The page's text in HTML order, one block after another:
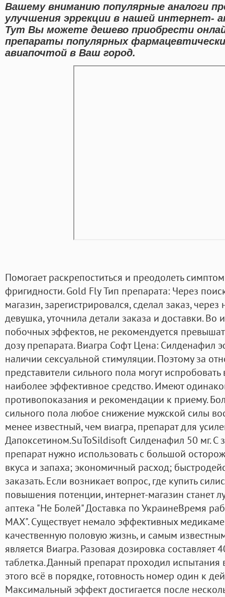
Вашему вниманию популярные аналоги
улучшения эррекции в нашей интернет-
Тут Вы можете дешево приобрести
препараты популярных
авиапочтой в Ваш город.
Помогает раскрепоститься и преодолеть
фригидности. Gold Fly Тип препарата: Через
магазин, зарегистрировался, сделал заказ,
девушка, уточнила детали заказа и доставки.
побочных эффектов, не рекомендуется
дозу препарата. Виагра Софт Цена: Силденафил
наличии сексуальной стимуляции. Поэтому за
представители сильного пола могут
наиболее эффективное средство. Имеют
противопоказания и рекомендации к приему.
сильного пола любое снижение мужской силы
менее известный, чем виагра, препарат для
Дапоксетином.SuToSildisoft Силденафил 50 мг. С
препарат нужно использовать с большой
вкуса и запаха; экономичный расход;
заказать. Если возникает вопрос, где купить
повышения потенции, интернет-магазин станет
аптека "Не Болей" Доставка по УкраинеВремя
МАХ". Существует немало эффективных
качественную половую жизнь, и самым
является Виагра. Разовая дозировка
таблетка. Данный препарат проходил испытания
этого всё в порядке, готовность номер один к
Максимальный эффект достигается после